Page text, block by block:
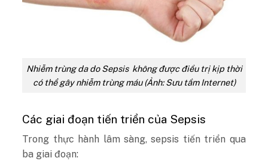
Nhiễm trùng da do Sepsis không được điều trị kịp thời
có thể gây nhiễm trùng máu (Ảnh: Sưu tầm Internet)
Các giai đoạn tiến triển của Sepsis
Trong thực hành lâm sàng, sepsis tiến triển qua
ba giai đoạn: